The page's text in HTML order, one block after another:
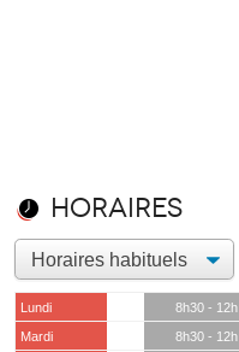
Horaires
Lundi 8h30 - 12h
Mardi
8h30 - 12h